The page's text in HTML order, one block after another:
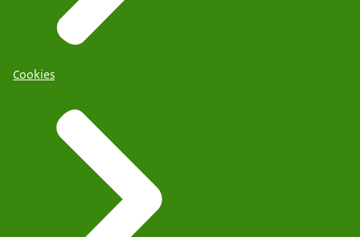
Cookies